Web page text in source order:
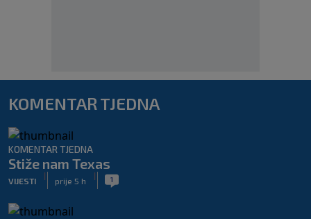
KOMENTAR TJEDNA
KOMENTAR TJEDNA
Stiže nam Texas
VIJESTI
|
prije 5 h
| 1